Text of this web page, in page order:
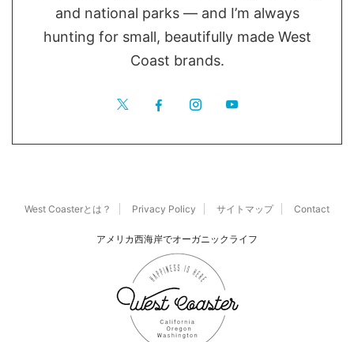
and national parks — and I’m always
hunting for small, beautifully made West
Coast brands.
West Coasterとは？ Privacy Policy サイトマップ Contact
アメリカ西海岸でオーガニックライフ